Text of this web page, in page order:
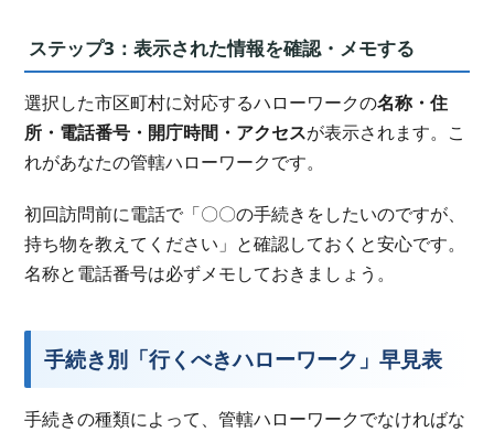
ステップ3：表示された情報を確認・メモする
選択した市区町村に対応するハローワークの名称・住
所・電話番号・開庁時間・アクセスが表示されます。こ
れがあなたの管轄ハローワークです。
初回訪問前に電話で「〇〇の手続きをしたいのですが、
持ち物を教えてください」と確認しておくと安心です。
名称と電話番号は必ずメモしておきましょう。
手続き別「行くべきハローワーク」早見表
手続きの種類によって、管轄ハローワークでなければな